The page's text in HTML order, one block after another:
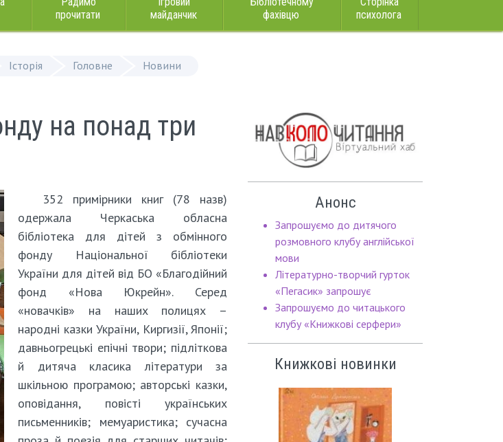
прочитати
майданчик
фахівцю
психолога
Історія Головне Новини
на понад три
352 примірники книг (78 назв)
одержала Черкаська обласна
бібліотека для дітей з обмінного
фонду Національної бібліотеки
України для дітей від БО «Благодійний
фонд «Нова Юкрейн». Серед
«новачків» на наших полицях –
народні казки України, Киргизії, Японії;
давньогрецькі епічні твори; підліткова
й дитяча класика літератури за
шкільною програмою; авторські казки,
оповідання, повісті українських
письменників; мемуаристика; сучасна
Анонс
Запрошуємо до дитячого
розмовного клубу англійської
мови
Літературно-творчий гурток
«Пегасик» запрошує
Запрошуємо до читацького
клубу «Книжкові серфери»
Книжкові новинки